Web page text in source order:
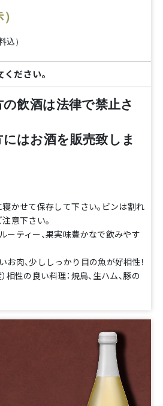
込）
ださい。
飲酒は法律で禁止さ
はお酒を販売致しま
かせて保存して下さい。ビンは割れ
意下さい。
ーティー、果実味豊かなで飲みやす
肉、少ししっかり目の魚が好相性！
性の良い料理：焼鳥、生ハム、豚の